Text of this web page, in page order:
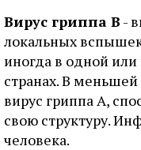
Вирус гриппа В -
локальных
иногда в одной или
странах. В
вирус гриппа А,
свою структуру.
человека.